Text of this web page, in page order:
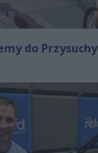
do Przysuchy